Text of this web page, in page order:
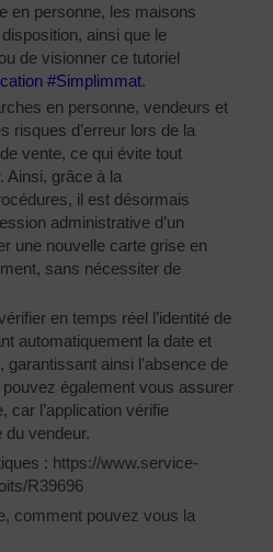
en personne, les maisons
ainsi que le
ou de visionner ce tutoriel
#Simplimmat.
en personne, vendeurs et
risques d’erreur lors de la
vente, ce qui évite tout
Ainsi, grâce à la
il est désormais
administrative d’un
une nouvelle carte grise en
sans nécessiter de
en temps réel l’identité de
automatiquement la date et
garantissant ainsi l’absence de
également vous assurer
car l’application vérifie
du vendeur.
: https://www.service-
R39696
comment pouvez vous la